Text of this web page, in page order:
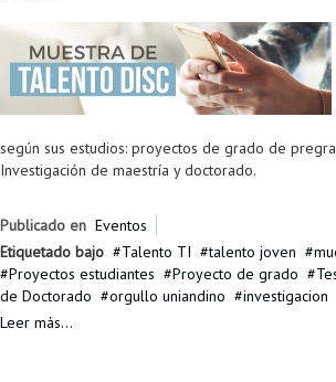
según sus estudios: proyectos de grado de
Investigación de maestría y doctorado.
Publicado en Eventos
Etiquetado bajo
Talento TI talento joven
Proyectos estudiantes
Proyecto de grado
de Doctorado
orgullo uniandino
investigacion
Leer más...